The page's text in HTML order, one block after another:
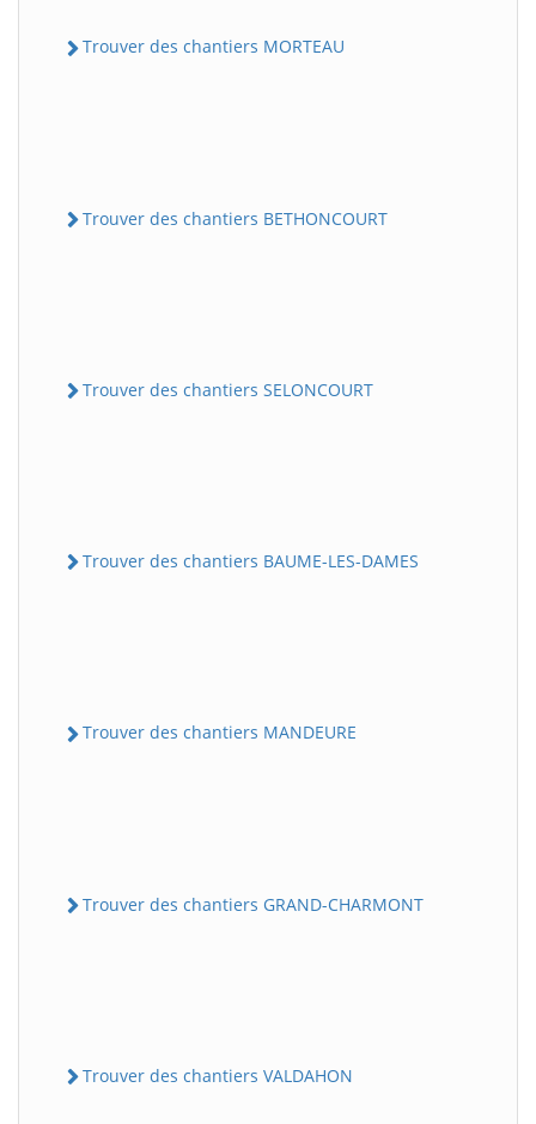
Trouver des chantiers MORTEAU
Trouver des chantiers BETHONCOURT
Trouver des chantiers SELONCOURT
Trouver des chantiers BAUME-LES-DAMES
Trouver des chantiers MANDEURE
Trouver des chantiers GRAND-CHARMONT
Trouver des chantiers VALDAHON